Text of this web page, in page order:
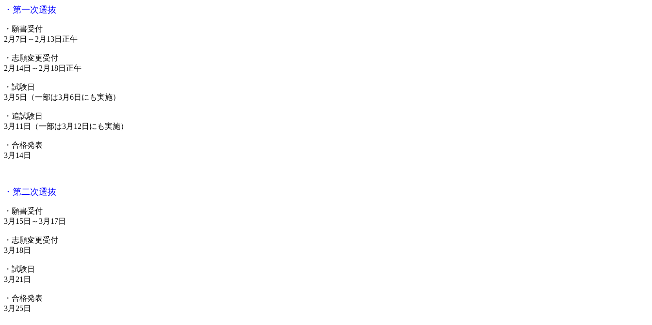
・第一次選抜
・願書受付
2月7日～2月13日正午
・志願変更受付
2月14日～2月18日正午
・試験日
3月5日（一部は3月6日にも実施）
・追試験日
3月11日（一部は3月12日にも実施）
・合格発表
3月14日
・第二次選抜
・願書受付
3月15日～3月17日
・志願変更受付
3月18日
・試験日
3月21日
・合格発表
3月25日